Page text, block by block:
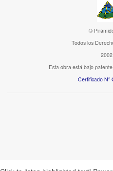
©
Todos los
Esta obra está bajo
Certificado N°